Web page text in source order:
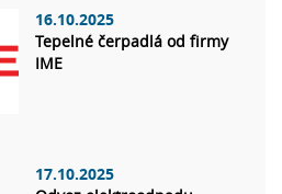
16.10.2025
Tepelné čerpadlá od firmy
IME
17.10.2025